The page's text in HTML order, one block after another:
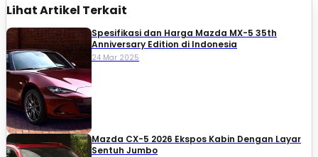
Lihat Artikel Terkait
Spesifikasi dan Harga Mazda MX-5 35th
Anniversary Edition di Indonesia
24 Mar 2025
Mazda CX-5 2026 Ekspos Kabin Dengan Layar
Sentuh Jumbo